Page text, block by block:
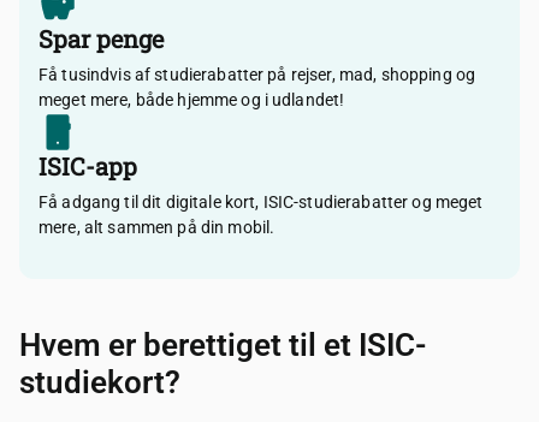
Spar penge
Få tusindvis af studierabatter på rejser, mad, shopping og
meget mere, både hjemme og i udlandet!
ISIC-app
Få adgang til dit digitale kort, ISIC-studierabatter og meget
mere, alt sammen på din mobil.
Hvem er berettiget til et ISIC-
studiekort?